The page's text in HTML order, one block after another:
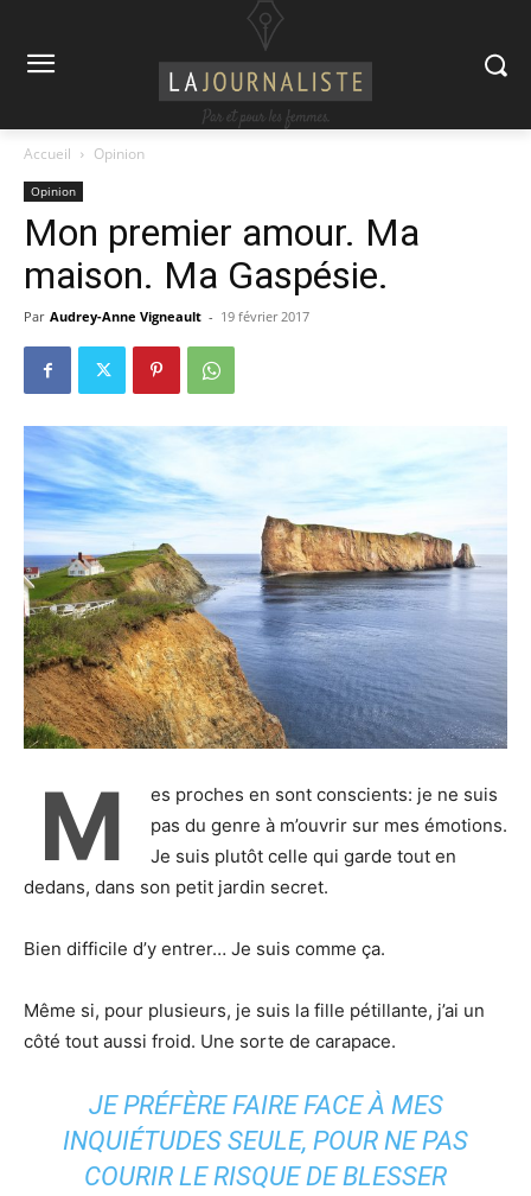
Accueil Opinion
Opinion
Mon premier amour. Ma
maison. Ma Gaspésie.
Par Audrey-Anne Vigneault - 19 février 2017
M
es proches en sont conscients: je ne suis
pas du genre à m’ouvrir sur mes émotions.
Je suis plutôt celle qui garde tout en
dedans, dans son petit jardin secret.
Bien difficile d’y entrer… Je suis comme ça.
Même si, pour plusieurs, je suis la fille pétillante, j’ai un
côté tout aussi froid. Une sorte de carapace.
JE PRÉFÈRE FAIRE FACE À MES
INQUIÉTUDES SEULE, POUR NE PAS
COURIR LE RISQUE DE BLESSER